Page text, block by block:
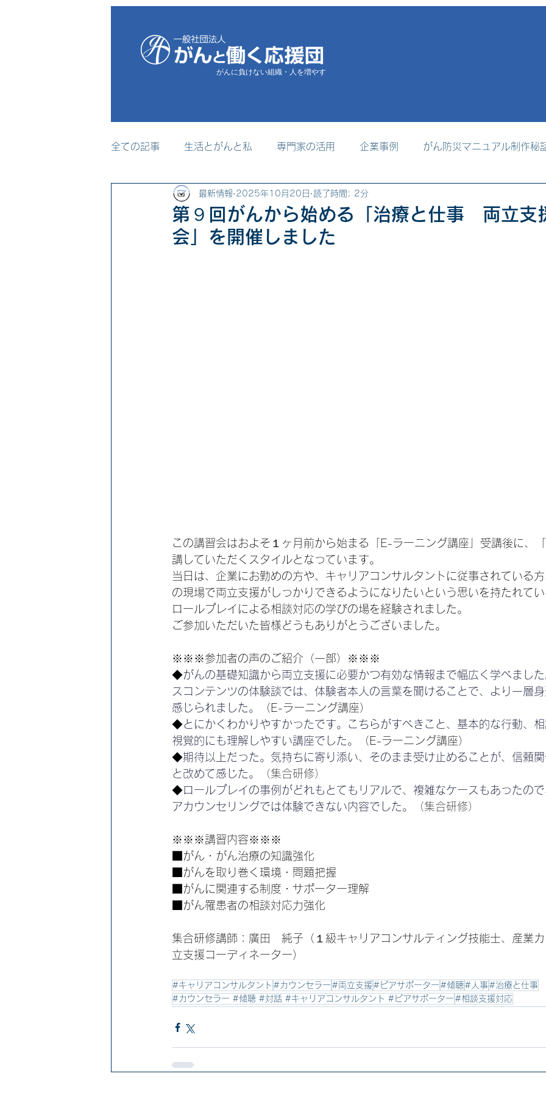
がんに負けない組織・人を増やす
全ての記事 生活とがんと私 専門家の活用 企業事例 がん防災マニュアル制作秘
プレスリリース メディア掲載 支援者養成プログラム
セミナー・研修事業
第９回がんから始める「治療と仕事 両立支
会」を開催しました
最新情報 2025年10月20日 読了時間: 2分
この講習会はおよそ１ヶ月前から始まる「E-ラーニング講座」受講後に、
講していただくスタイルとなっています。
当日は、企業にお勤めの方や、キャリアコンサルタントに従事されている
の現場で両立支援がしっかりできるようになりたいという思いを持たれて
ロールプレイによる相談対応の学びの場を経験されました。
ご参加いただいた皆様どうもありがとうございました。
※※※参加者の声のご紹介（一部）※※※
◆がんの基礎知識から両立支援に必要かつ有効な情報まで幅広く学べまし
スコンテンツの体験談では、体験者本人の言葉を聞けることで、より一層
感じられました。
（E-ラーニング講座）
◆とにかくわかりやすかったです。こちらがすべきこと、基本的な行動、相
視覚的にも理解しやすい講座でした。
（E-ラーニング講座）
◆期待以上だった。気持ちに寄り添い、そのまま受け止めることが、信頼
と改めて感じた。
（集合研修）
◆ロールプレイの事例がどれもとてもリアルで、複雑なケースもあったの
アカウンセリングでは体験できない内容でした。
（集合研修）
※※※講習内容※※※
■がん・がん治療の知識強化
■がんを取り巻く環境・問題把握
■がんに関連する制度・サポーター理解
■がん罹患者の相談対応力強化
集合研修講師：廣田　純子（１級キャリアコンサルティング技能士、産業
立支援コーディネーター）
#キャリアコンサルタント #カウンセラー #両立支援 #ピアサポーター #傾聴 #人事#治療と仕事
#カウンセラー #傾聴 #対話 #キャリアコンサルタント #ピアサポーター #相談支援対応